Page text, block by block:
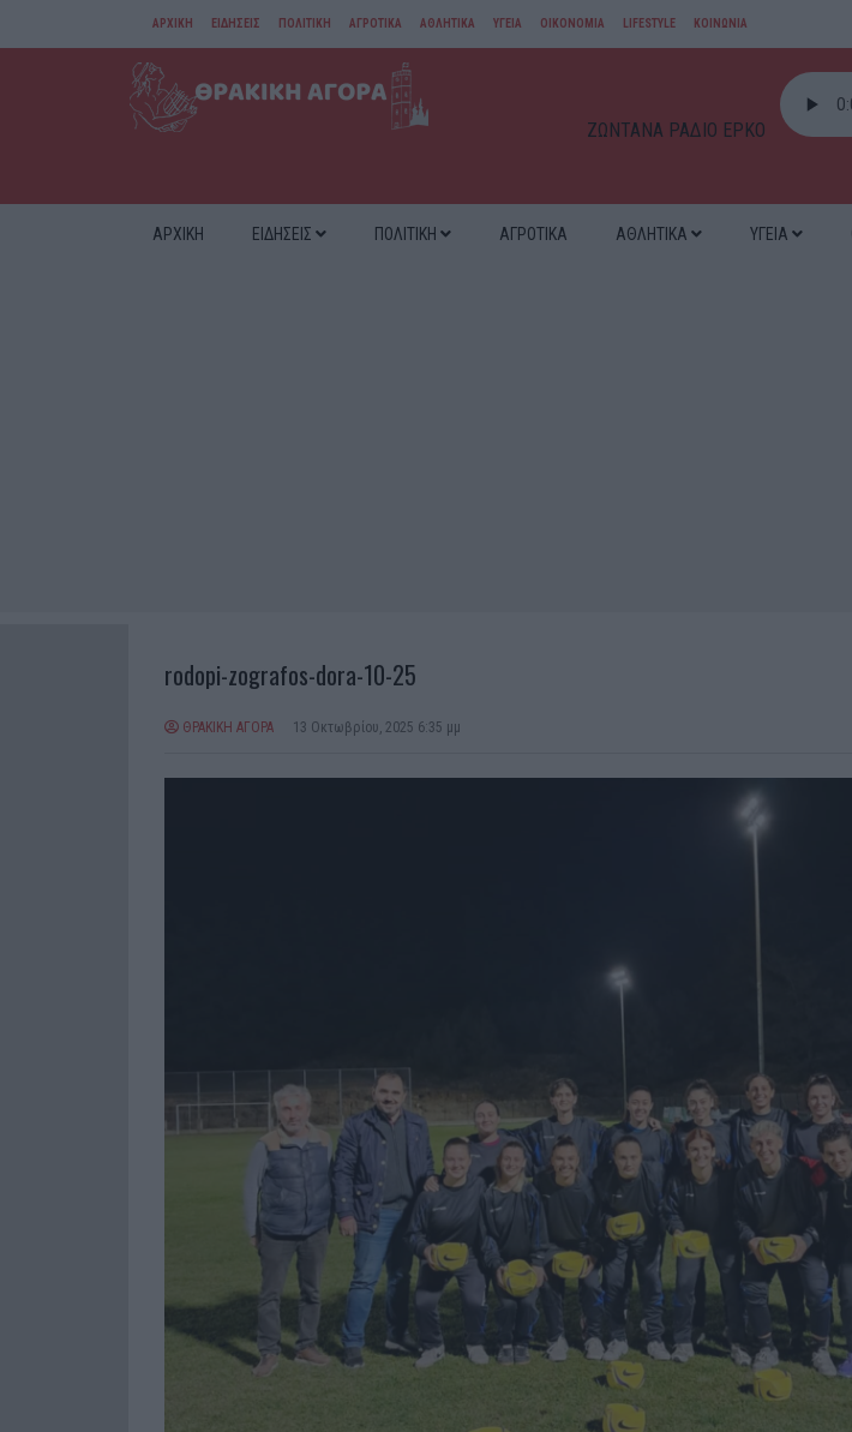
ΑΡΧΙΚΗ ΕΙΔΗΣΕΙΣ ΠΟΛΙΤΙΚΗ ΑΓΡΟΤΙΚΑ ΑΘΛΗΤΙΚΑ ΥΓΕΙΑ ΟΙΚΟΝΟΜΙΑ LIFESTYLE ΚΟΙΝΩΝΙΑ
ΑΜΘ
ΖΩΝΤΑΝΑ ΡΑΔΙΟ ΕΡΚΟ
ΑΡΧΙΚΗ ΕΙΔΗΣΕΙΣ ΠΟΛΙΤΙΚΗ ΑΓΡΟΤΙΚΑ ΑΘΛΗΤΙΚΑ ΥΓΕΙΑ
rodopi-zografos-dora-10-25
ΘΡΑΚΙΚΗ ΑΓΟΡΑ 13 Οκτωβρίου, 2025 6:35 μμ